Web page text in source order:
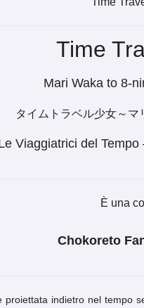
Time
Mari Waka to 8-
タイムトラベル少女～マ
Viaggiatrici del
È una
Chokoreto
indietro nel tempo